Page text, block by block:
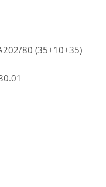
80 (35+10+35)